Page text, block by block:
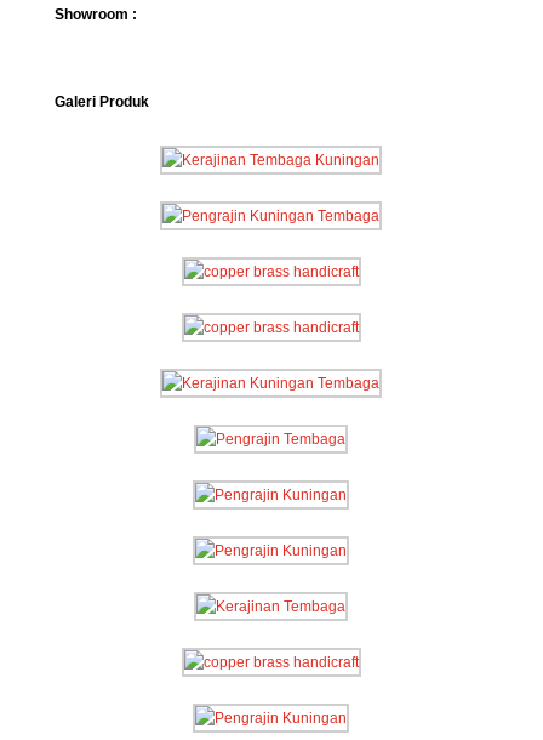
Showroom :
Galeri Produk